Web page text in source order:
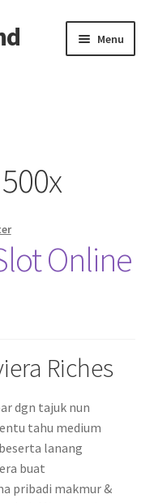
Menu
Online
Riches
dgn tajuk nun
tahu medium
lanang
buat
pribadi makmur &